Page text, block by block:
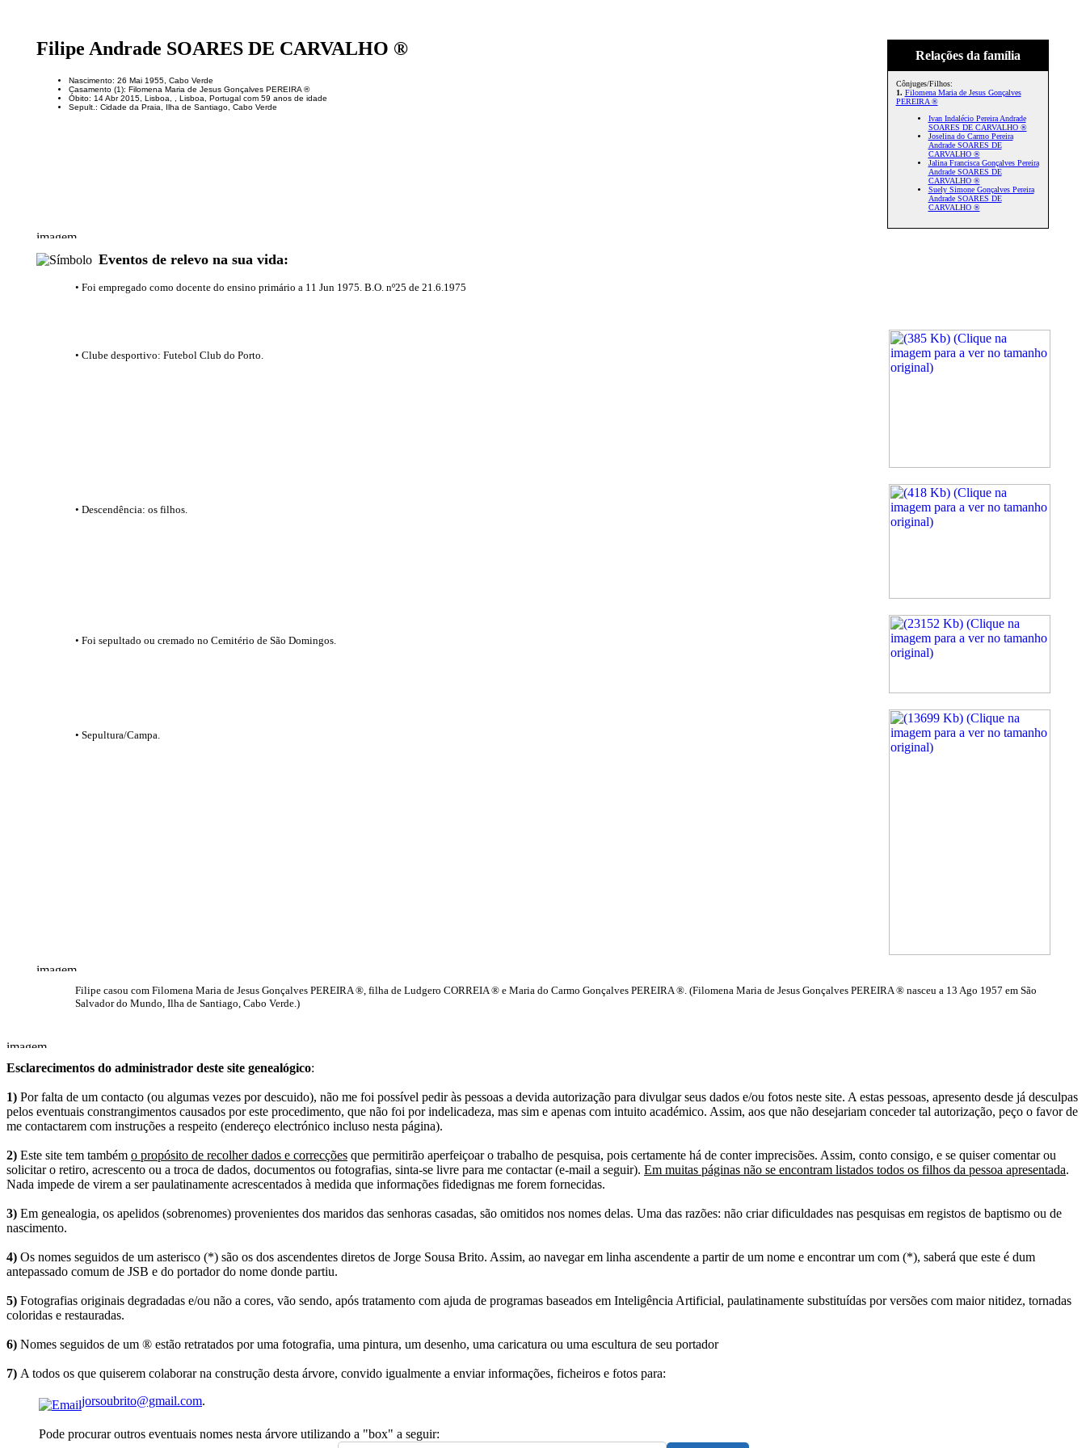
Relações da família
Cônjuges/Filhos:
1. Filomena Maria de Jesus Gonçalves
PEREIRA ®
Ivan Indalécio Pereira Andrade
SOARES DE CARVALHO ®
Joselina do Carmo Pereira
Andrade SOARES DE
CARVALHO ®
Jalina Francisca Gonçalves Pereira
Andrade SOARES DE
CARVALHO ®
Suely Simone Gonçalves Pereira
Andrade SOARES DE
CARVALHO ®
Filipe Andrade SOARES DE CARVALHO ®
Nascimento: 26 Mai 1955, Cabo Verde
Casamento (1): Filomena Maria de Jesus Gonçalves PEREIRA ®
Óbito: 14 Abr 2015, Lisboa, , Lisboa, Portugal com 59 anos de idade
Sepult.: Cidade da Praia, Ilha de Santiago, Cabo Verde
Eventos de relevo na sua vida:
• Foi empregado como docente do ensino primário a 11 Jun 1975. B.O. nº25 de 21.6.1975
• Clube desportivo: Futebol Club do Porto.
• Descendência: os filhos.
• Foi sepultado ou cremado no Cemitério de São Domingos.
• Sepultura/Campa.
Filipe casou com Filomena Maria de Jesus Gonçalves PEREIRA ®, filha de Ludgero CORREIA ® e Maria do Carmo Gonçalves PEREIRA ®. (Filomena Maria de Jesus Gonçalves PEREIRA ® nasceu a 13 Ago 1957 em São
Salvador do Mundo, Ilha de Santiago, Cabo Verde.)
Esclarecimentos do administrador deste site genealógico:
1) Por falta de um contacto (ou algumas vezes por descuido), não me foi possível pedir às pessoas a devida autorização para divulgar seus dados e/ou fotos neste site. A estas pessoas, apresento desde já desculpas
pelos eventuais constrangimentos causados por este procedimento, que não foi por indelicadeza, mas sim e apenas com intuito académico. Assim, aos que não desejariam conceder tal autorização, peço o favor de
me contactarem com instruções a respeito (endereço electrónico incluso nesta página).
2) Este site tem também o propósito de recolher dados e correcções que permitirão aperfeiçoar o trabalho de pesquisa, pois certamente há de conter imprecisões. Assim, conto consigo, e se quiser comentar ou
solicitar o retiro, acrescento ou a troca de dados, documentos ou fotografias, sinta-se livre para me contactar (e-mail a seguir). Em muitas páginas não se encontram listados todos os filhos da pessoa apresentada.
Nada impede de virem a ser paulatinamente acrescentados à medida que informações fidedignas me forem fornecidas.
3) Em genealogia, os apelidos (sobrenomes) provenientes dos maridos das senhoras casadas, são omitidos nos nomes delas. Uma das razões: não criar dificuldades nas pesquisas em registos de baptismo ou de
nascimento.
4) Os nomes seguidos de um asterisco (*) são os dos ascendentes diretos de Jorge Sousa Brito. Assim, ao navegar em linha ascendente a partir de um nome e encontrar um com (*), saberá que este é dum
antepassado comum de JSB e do portador do nome donde partiu.
5) Fotografias originais degradadas e/ou não a cores, vão sendo, após tratamento com ajuda de programas baseados em Inteligência Artificial, paulatinamente substituídas por versões com maior nitidez, tornadas
coloridas e restauradas.
6) Nomes seguidos de um ® estão retratados por uma fotografia, uma pintura, um desenho, uma caricatura ou uma escultura de seu portador
7) A todos os que quiserem colaborar na construção desta árvore, convido igualmente a enviar informações, ficheiros e fotos para:
jorsoubrito@gmail.com.
Pode procurar outros eventuais nomes nesta árvore utilizando a "box" a seguir: